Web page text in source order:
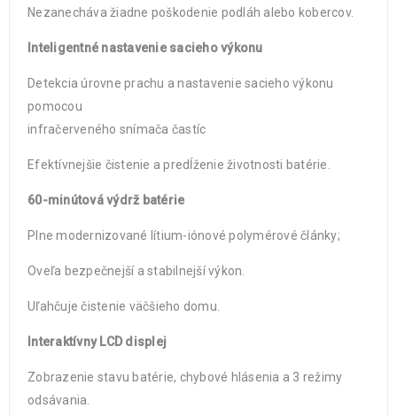
Nezanecháva žiadne poškodenie podláh alebo kobercov.
Inteligentné nastavenie sacieho výkonu
Detekcia úrovne prachu a nastavenie sacieho výkonu
pomocou
infračerveného snímača častíc
Efektívnejšie čistenie a predĺženie životnosti batérie.
60-minútová výdrž batérie
Plne modernizované lítium-iónové polymérové články;
Oveľa bezpečnejší a stabilnejší výkon.
Uľahčuje čistenie väčšieho domu.
Interaktívny LCD displej
Zobrazenie stavu batérie, chybové hlásenia a 3 režimy
odsávania.